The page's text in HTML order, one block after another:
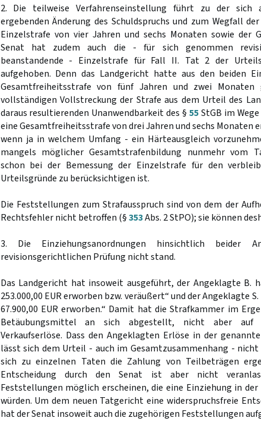
2. Die teilweise Verfahrenseinstellung führt zu der sich
ergebenden Änderung des Schuldspruchs und zum Wegfall
Einzelstrafe von vier Jahren und sechs Monaten sowie der
Senat hat zudem auch die - für sich genommen
beanstandende - Einzelstrafe für Fall II. Tat 2 der
aufgehoben. Denn das Landgericht hatte aus den beiden
Gesamtfreiheitsstrafe von fünf Jahren und zwei
vollständigen Vollstreckung der Strafe aus dem Urteil des
daraus resultierenden Unanwendbarkeit des §55StGB im
eine Gesamtfreiheitsstrafe von drei Jahren und sechs Monaten
wenn ja in welchem Umfang - ein Härteausgleich
mangels möglicher Gesamtstrafenbildung nunmehr vom
schon bei der Bemessung der Einzelstrafe für den
Urteilsgründe zu berücksichtigen ist.
Die Feststellungen zum Strafausspruch sind von dem der
Rechtsfehler nicht betroffen (§353Abs. 2 StPO); sie können
3. Die Einziehungsanordnungen hinsichtlich beider
revisionsgerichtlichen Prüfung nicht stand.
Das Landgericht hat insoweit ausgeführt, der Angeklagte B.
253.000,00 EUR erworben bzw. veräußert“ und der Angeklagte
67.900,00 EUR erworben.“ Damit hat die Strafkammer im
Betäubungsmittel an sich abgestellt, nicht aber auf
Verkaufserlöse. Dass den Angeklagten Erlöse in der
lässt sich dem Urteil - auch im Gesamtzusammenhang -
sich zu einzelnen Taten die Zahlung von Teilbeträgen
Entscheidung durch den Senat ist aber nicht
Feststellungen möglich erscheinen, die eine Einziehung in
würden. Um dem neuen Tatgericht eine widerspruchsfreie
hat der Senat insoweit auch die zugehörigen Feststellungen